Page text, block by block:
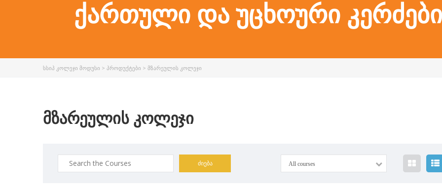
ᲥᲐᲠᲗᲣᲚᲘ ᲓᲐ ᲣᲪᲮᲝᲣᲠᲘ
ᲡᲡᲘᲞ ᲙᲝᲚᲔᲯᲘ ᲛᲝᲓᲣᲡᲘ > ᲞᲠᲝᲓᲣᲥᲢᲔᲑᲘ > ᲛᲖᲐᲠᲔᲣᲚᲘᲡ ᲙᲝᲚᲔᲯᲘ
ᲛᲖᲐᲠᲔᲣᲚᲘᲡ ᲙᲝᲚᲔᲯᲘ
Search
for:
All courses